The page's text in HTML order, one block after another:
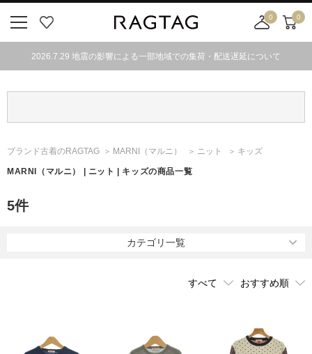
気
0
舗
カ
ト
0
2026.7.29 地震の影響による一部地域での集荷・配送遅延について
ブランド古着のRAGTAG MARNI （マルニ） ニット キッズ
MARNI （マルニ） | ニット | キッズの商品一覧
5件
カテゴリ一覧